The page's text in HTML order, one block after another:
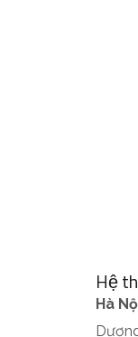
Hệ
Hà